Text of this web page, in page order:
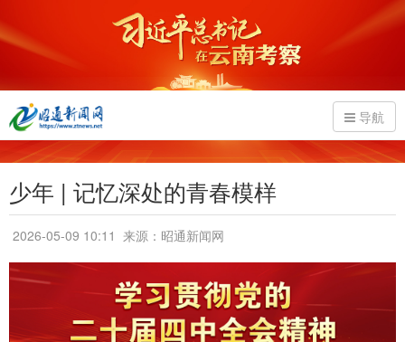
导航
少年 | 记忆深处的青春模样
2026-05-09 10:11 来源：昭通新闻网